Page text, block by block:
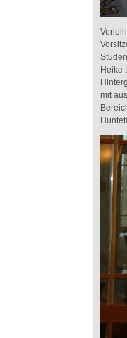
Heike
mit